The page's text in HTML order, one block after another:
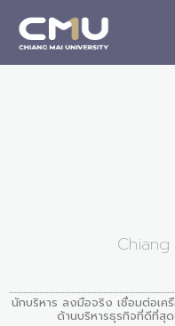
Chiang
นักบริหาร ลงมือจริง เชื่อมต่อเค
ด้านบริหารธุรกิจที่ดีที่สุ